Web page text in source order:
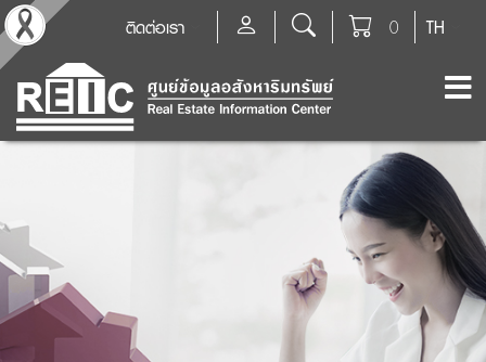
TH
0
ติดต่อเรา